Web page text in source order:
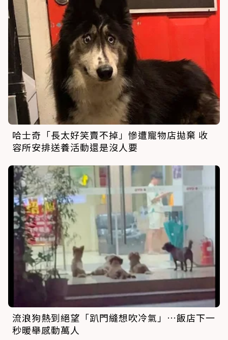
哈士奇「長太好笑賣不掉」慘遭寵物店拋棄 收
容所安排送養活動還是沒人要
流浪狗熱到絕望「趴門縫想吹冷氣」…飯店下一
秒暖舉感動萬人